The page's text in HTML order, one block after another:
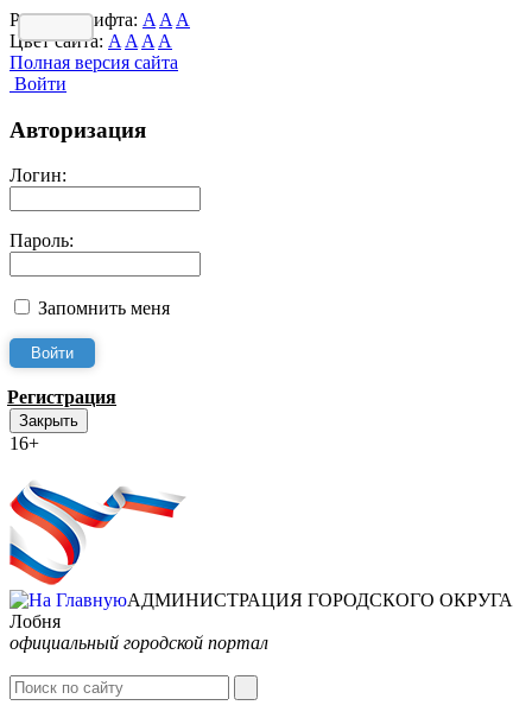
Размер шрифта: A A A
Цвет сайта: A A A A
Полная версия сайта
Войти
Авторизация
Логин:
Пароль:
Запомнить меня
Регистрация
Закрыть
16+
АДМИНИСТРАЦИЯ ГОРОДСКОГО ОКРУГА
Лобня
официальный городской портал